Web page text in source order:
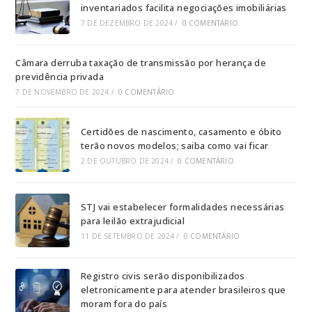
inventariados facilita negociações imobiliárias
7 DE DEZEMBRO DE 2024 / 0 COMENTÁRIO
Câmara derruba taxação de transmissão por herança de
previdência privada
7 DE NOVEMBRO DE 2024 / 0 COMENTÁRIO
Certidões de nascimento, casamento e óbito
terão novos modelos; saiba como vai ficar
2 DE OUTUBRO DE 2024 / 0 COMENTÁRIO
STJ vai estabelecer formalidades necessárias
para leilão extrajudicial
11 DE SETEMBRO DE 2024 / 0 COMENTÁRIO
Registro civis serão disponibilizados
eletronicamente para atender brasileiros que
moram fora do país